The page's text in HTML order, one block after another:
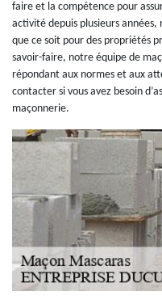
faire et la compétence pour
activité depuis plusieurs années,
que ce soit pour des propriétés
savoir-faire, notre équipe de
répondant aux normes et aux
contacter si vous avez besoin
maçonnerie.